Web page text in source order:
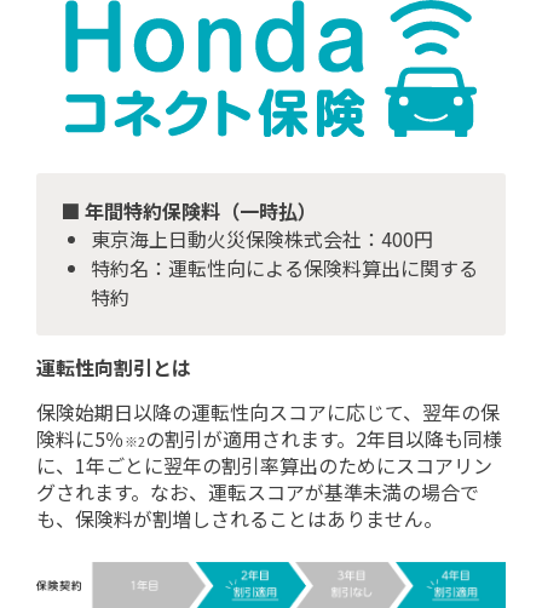
■ 年間特約保険料（一時払）
東京海上日動火災保険株式会社：400円
特約名：運転性向による保険料算出に関する
特約
運転性向割引とは
保険始期日以降の運転性向スコアに応じて、翌年の保
険料に5％※2の割引が適用されます。2年目以降も同様
に、1年ごとに翌年の割引率算出のためにスコアリン
グされます。なお、運転スコアが基準未満の場合で
も、保険料が割増しされることはありません。